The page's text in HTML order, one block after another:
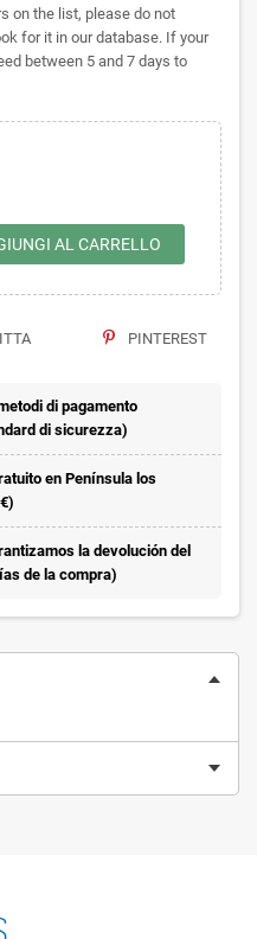
on the list, please do not
for it in our database. If your
between 5 and 7 days to
AL CARRELLO
PINTEREST
di pagamento
di sicurezza)
en Península los
la devolución del
de la compra)